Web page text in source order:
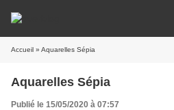
Accueil » Aquarelles Sépia
Aquarelles Sépia
Publié le 15/05/2020 à 07:57